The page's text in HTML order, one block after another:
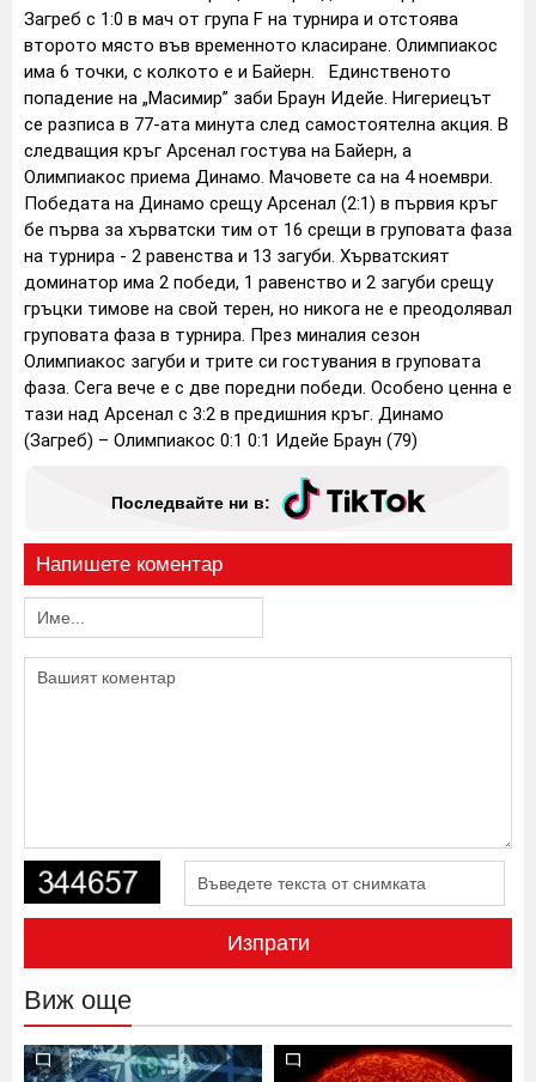
Загреб с 1:0 в мач от група F на турнира и отстоява
второто място във временното класиране. Олимпиакос
има 6 точки, с колкото е и Байерн. Единственото
попадение на „Масимир” заби Браун Идейе. Нигериецът
се разписа в 77-ата минута след самостоятелна акция. В
следващия кръг Арсенал гостува на Байерн, а
Олимпиакос приема Динамо. Мачовете са на 4 ноември.
Победата на Динамо срещу Арсенал (2:1) в първия кръг
бе първа за хърватски тим от 16 срещи в груповата фаза
на турнира - 2 равенства и 13 загуби. Хърватският
доминатор има 2 победи, 1 равенство и 2 загуби срещу
гръцки тимове на свой терен, но никога не е преодолявал
груповата фаза в турнира. През миналия сезон
Олимпиакос загуби и трите си гостувания в груповата
фаза. Сега вече е с две поредни победи. Особено ценна е
тази над Арсенал с 3:2 в предишния кръг. Динамо
(Загреб) – Олимпиакос 0:1 0:1 Идейе Браун (79)
Последвайте ни в:
Напишете коментар
Виж още